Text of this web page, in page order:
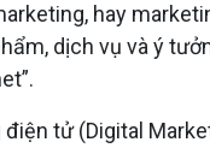
hay
dịch vụ và ý
điện tử (Digital